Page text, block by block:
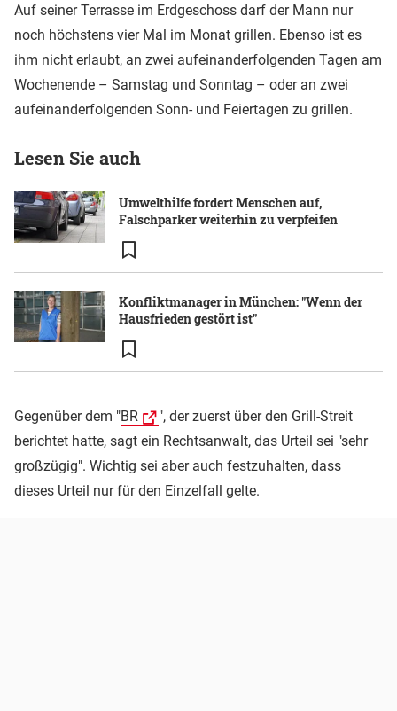
Auf seiner Terrasse im Erdgeschoss darf der Mann nur
noch höchstens vier Mal im Monat grillen. Ebenso ist es
ihm nicht erlaubt, an zwei aufeinanderfolgenden Tagen am
Wochenende – Samstag und Sonntag – oder an zwei
aufeinanderfolgenden Sonn- und Feiertagen zu grillen.
Lesen Sie auch
Umwelthilfe fordert Menschen auf,
Falschparker weiterhin zu verpfeifen
Konfliktmanager in München: "Wenn der
Hausfrieden gestört ist"
Gegenüber dem "BR
", der zuerst über den Grill-Streit
berichtet hatte, sagt ein Rechtsanwalt, das Urteil sei "sehr
großzügig". Wichtig sei aber auch festzuhalten, dass
dieses Urteil nur für den Einzelfall gelte.